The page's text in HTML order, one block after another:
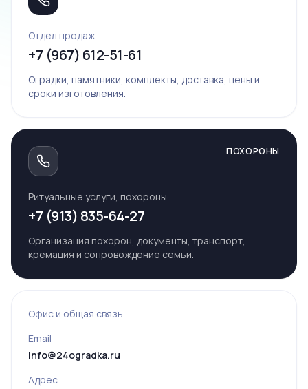
Отдел продаж
+7 (967) 612-51-61
Оградки, памятники, комплекты, доставка, цены и
сроки изготовления.
ПОХОРОНЫ
Ритуальные услуги, похороны
+7 (913) 835-64-27
Организация похорон, документы, транспорт,
кремация и сопровождение семьи.
Офис и общая связь
Email
info@24ogradka.ru
Адрес